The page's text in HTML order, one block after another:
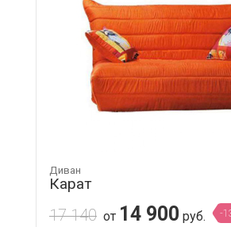
Диван
Карат
17 140 от 14 900 руб. -